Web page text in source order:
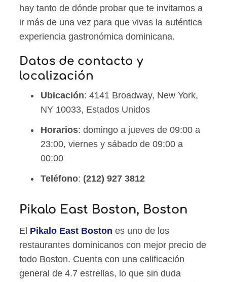
hay tanto de dónde probar que te invitamos a
ir más de una vez para que vivas la auténtica
experiencia gastronómica dominicana.
Datos de contacto y
localización
Ubicación: 4141 Broadway, New York,
NY 10033, Estados Unidos
Horarios: domingo a jueves de 09:00 a
23:00, viernes y sábado de 09:00 a
00:00
Teléfono: (212) 927 3812
Pikalo East Boston, Boston
El Pikalo East Boston es uno de los
restaurantes dominicanos con mejor precio de
todo Boston. Cuenta con una calificación
general de 4.7 estrellas, lo que sin duda